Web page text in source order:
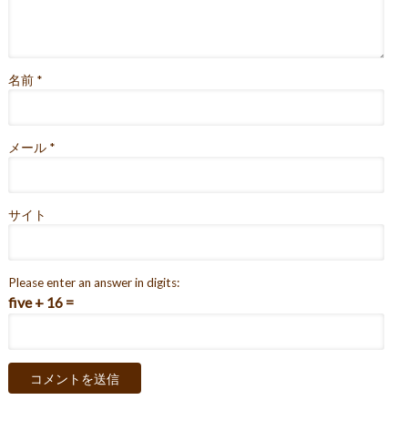
名前 *
メール *
サイト
Please enter an answer in digits:
five + 16 =